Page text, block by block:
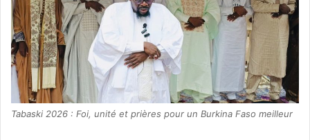
Tabaski 2026 : Foi, unité et prières pour un Burkina Faso meilleur